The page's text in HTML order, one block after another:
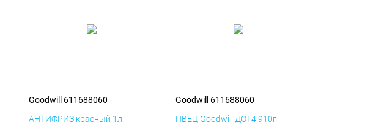
Goodwill 611688060
АНТИФРИЗ красный 1л.
Goodwill 611688060
ПВЕЦ Goodwill ДОТ4 910г